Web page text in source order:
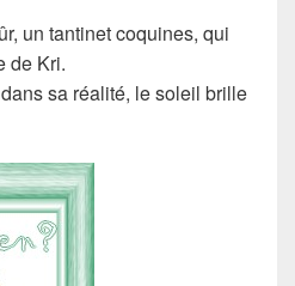
un tantinet coquines, qui
de Kri.
sa réalité, le soleil brille